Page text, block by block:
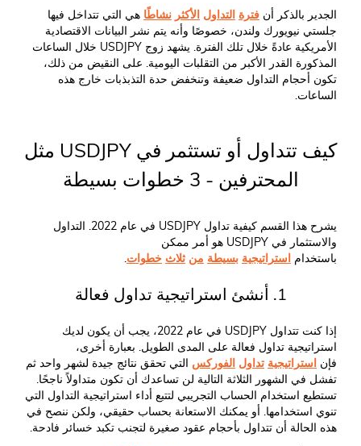
الجدير بالذكر أن فترة التداول الأكثر نشاطا هي التي تتداخل فيها
جلستي نيويورك ولندن، خصوصًا وأنه يتم نشر البيانات الاقتصادية
الأمريكية عادةً خلال تلك الفترة. يشهد زوج USDJPY خلال الساعات
المذكورة القدر الأكبر من التقلبات اليومية. على النقيض من ذلك،
تكون أحجام التداول ضعيفة وتنخفض حدة التذبذبات خارج هذه
الساعات.
كيف تتداول أو تستثمر في USDJPY مثل
المحترفين - 3 خطوات بسيطة
يشرح هذا القسم كيفية تداول USDJPY في عام 2022. التداول
والاستثمار في USDJPY هو أمر ممكن
باستخدام استراتيجية بسيطة من ثلاث خطوات
1. أنشئ استراتيجية تداول فعالة
إذا كنت تتداول USDJPY في عام 2022، يجب أن يكون لديك
استراتيجية تداول فعالة على المدى الطويل. بعبارة أخرى،
فإن استراتيجية تداول الفوركس التي تحقق نتائج جيدة لشهر واحد ثم
تفشل في الشهور الثلاثة التالية لن تساعدك أن تكون متداولاً ناجحًا.
تستطيع استخدام الحساب التجريبي لتتبع أداء استراتيجية التداول التي
تنوي استخدامها. أو يمكنك الاستعانة بحساب حقيقي، ولكن ننصح في
هذه الحالة أن تتداول بأحجام عقود صغيرة لتجنب تكبد خسائر فادحة.